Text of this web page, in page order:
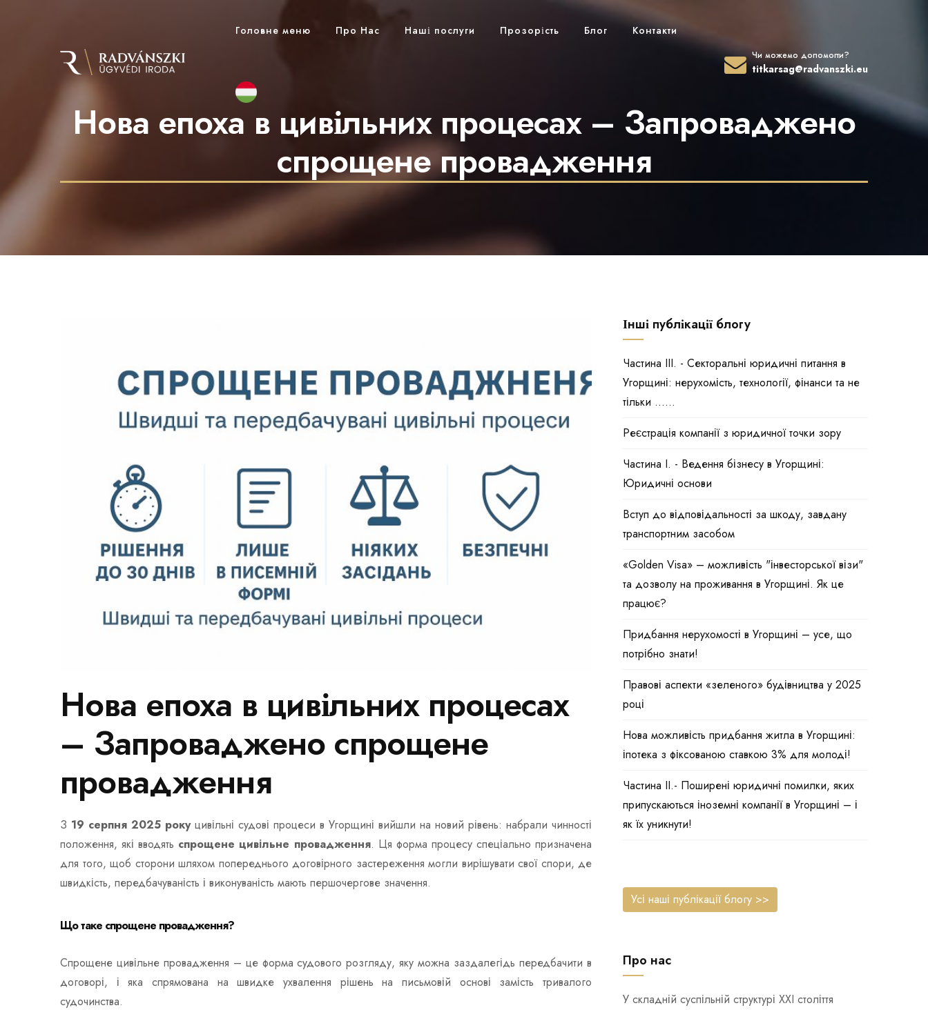
Головне меню Про Нас Наші послуги Прозорість Блог Контакти
Чи можемо допомогти?
titkarsag@radvanszki.eu
Нова епоха в цивільних процесах – Запроваджено
спрощене провадження
Нова епоха в цивільних процесах
– Запроваджено спрощене
провадження
З 19 серпня 2025 рокуцивільні судові процеси в Угорщині вийшли на новий рівень: набрали чинності
положення, які вводять спрощене цивільне провадження. Ця форма процесу спеціально призначена
для того, щоб сторони шляхом попереднього договірного застереження могли вирішувати свої спори, де
швидкість, передбачуваність і виконуваність мають першочергове значення.
Що таке спрощене провадження?
Спрощене цивільне провадження – це форма судового розгляду, яку можна заздалегідь передбачити в
договорі, і яка спрямована на швидке ухвалення рішень на письмовій основі замість тривалого
судочинства.
Інші публікації блогу
Частина III. - Секторальні юридичні питання в
Угорщині: нерухомість, технології, фінанси та не
тільки ......
Реєстрація компанії з юридичної точки зору
Частина I. - Ведення бізнесу в Угорщині:
Юридичні основи
Вступ до відповідальності за шкоду, завдану
транспортним засобом
«Golden Visa» – можливість "інвесторської візи"
та дозволу на проживання в Угорщині. Як це
працює?
Придбання нерухомості в Угорщині – усе, що
потрібно знати!
Правові аспекти «зеленого» будівництва у 2025
році
Нова можливість придбання житла в Угорщині:
іпотека з фіксованою ставкою 3% для молоді!
Частина II.- Поширені юридичні помилки, яких
припускаються іноземні компанії в Угорщині – і
як їх уникнути!
Усі наші публікації блогу >>
Про нас
У складній суспільній структурі XXI століття